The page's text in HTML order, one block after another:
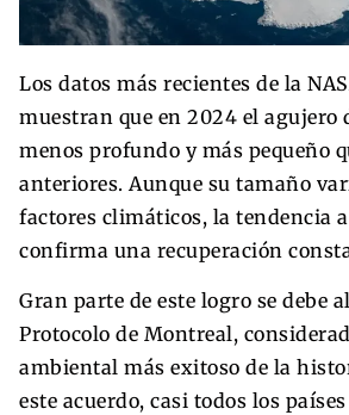
Los datos más recientes de la
muestran que en 2024 el agujero
menos profundo y más pequeño
anteriores. Aunque su tamaño
factores climáticos, la tendencia
confirma una recuperación
Gran parte de este logro se debe
Protocolo de Montreal,
ambiental más exitoso de la
este acuerdo, casi todos los